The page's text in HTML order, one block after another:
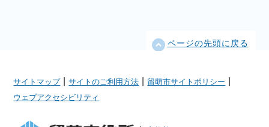
ページの先頭に戻る
サイトマップ サイトのご利用方法 留萌市サイトポリシー
ウェブアクセシビリティ